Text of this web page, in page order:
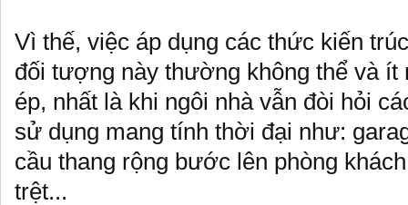
Vì thế, việc áp dụng các thức kiến
đối tượng này thường không thể và ít
ép, nhất là khi ngôi nhà vẫn đòi hỏi
sử dụng mang tính thời đại như:
cầu thang rộng bước lên phòng
trệt...